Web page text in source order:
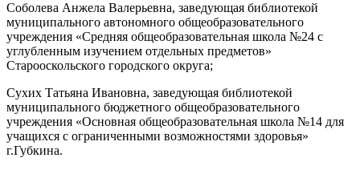
Соболева Анжела Валерьевна, заведующая библиотекой
муниципального автономного общеобразовательного
учреждения «Средняя общеобразовательная школа №24 с
углубленным изучением отдельных предметов»
Старооскольского городского округа;
Сухих Татьяна Ивановна, заведующая библиотекой
муниципального бюджетного общеобразовательного
учреждения «Основная общеобразовательная школа №14 для
учащихся с ограниченными возможностями здоровья»
г.Губкина.